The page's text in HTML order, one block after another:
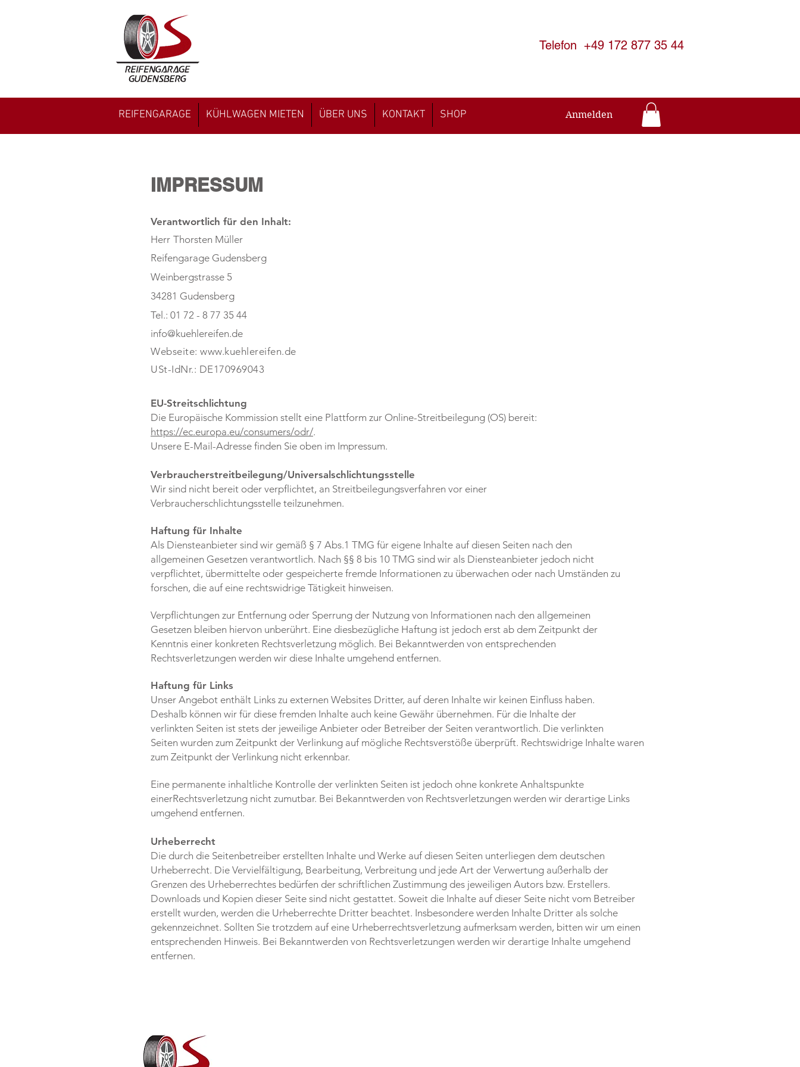
Telefon +49 172 877 35 44
REIFENGARAGE KÜHLWAGEN MIETEN ÜBER UNS KONTAKT SHOP Anmelden
IMPRESSUM
Verantwortlich für den Inhalt:
Herr Thorsten Müller
Reifengarage Gudensberg
Weinbergstrasse 5
34281 Gudensberg
Tel.: 01 72 - 8 77 35 44
info@kuehlereifen.de
Webseite:www.kuehlereifen.de
USt-IdNr.: DE170969043
EU-Streitschlichtung
Die Europäische Kommission stellt eine Plattform zur Online-Streitbeilegung (OS) bereit:
https://ec.europa.eu/consumers/odr/.
Unsere E-Mail-Adresse finden Sie oben im Impressum.
Verbraucherstreitbeilegung/Universalschlichtungsstelle
Wir sind nicht bereit oder verpflichtet, an Streitbeilegungsverfahren vor einer
Verbraucherschlichtungsstelle teilzunehmen.
Haftung für Inhalte
Als Diensteanbieter sind wir gemäß § 7 Abs.1 TMG für eigene Inhalte auf diesen Seiten nach den
allgemeinen Gesetzen verantwortlich. Nach §§ 8 bis 10 TMG sind wir als Diensteanbieter jedoch nicht
verpflichtet, übermittelte oder gespeicherte fremde Informationen zu überwachen oder nach Umständen zu
forschen, die auf eine rechtswidrige Tätigkeit hinweisen.
Verpflichtungen zur Entfernung oder Sperrung der Nutzung von Informationen nach den allgemeinen
Gesetzen bleiben hiervon unberührt. Eine diesbezügliche Haftung ist jedoch erst ab dem Zeitpunkt der
Kenntnis einer konkreten Rechtsverletzung möglich. Bei Bekanntwerden von entsprechenden
Rechtsverletzungen werden wir diese Inhalte umgehend entfernen.
Haftung für Links
Unser Angebot enthält Links zu externen Websites Dritter, auf deren Inhalte wir keinen Einfluss haben.
Deshalb können wir für diese fremden Inhalte auch keine Gewähr übernehmen. Für die Inhalte der
verlinkten Seiten ist stets der jeweilige Anbieter oder Betreiber der Seiten verantwortlich. Die verlinkten
Seiten wurden zum Zeitpunkt der Verlinkung auf mögliche Rechtsverstöße überprüft. Rechtswidrige Inhalte waren
zum Zeitpunkt der Verlinkung nicht erkennbar.
Eine permanente inhaltliche Kontrolle der verlinkten Seiten ist jedoch ohne konkrete Anhaltspunkte
einerRechtsverletzung nicht zumutbar. Bei Bekanntwerden von Rechtsverletzungen werden wir derartige Links
umgehend entfernen.
Urheberrecht
Die durch die Seitenbetreiber erstellten Inhalte und Werke auf diesen Seiten unterliegen dem deutschen
Urheberrecht. Die Vervielfältigung, Bearbeitung, Verbreitung und jede Art der Verwertung außerhalb der
Grenzen des Urheberrechtes bedürfen der schriftlichen Zustimmung des jeweiligen Autors bzw. Erstellers.
Downloads und Kopien dieser Seite sind nicht gestattet. Soweit die Inhalte auf dieser Seite nicht vom Betreiber
erstellt wurden, werden die Urheberrechte Dritter beachtet. Insbesondere werden Inhalte Dritter als solche
gekennzeichnet. Sollten Sie trotzdem auf eine Urheberrechtsverletzung aufmerksam werden, bitten wir um einen
entsprechenden Hinweis. Bei Bekanntwerden von Rechtsverletzungen werden wir derartige Inhalte umgehend
entfernen.​